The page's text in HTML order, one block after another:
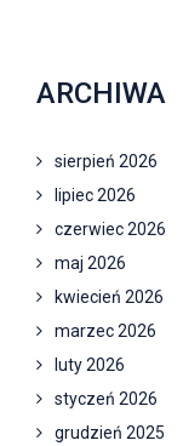
ARCHIWA
sierpień 2026
lipiec 2026
czerwiec 2026
maj 2026
kwiecień 2026
marzec 2026
luty 2026
styczeń 2026
grudzień 2025